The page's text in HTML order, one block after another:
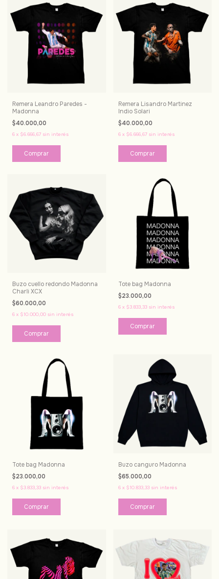
Remera Leandro Paredes -
Madonna
$40.000,00
6 x $6.666,67 sin interés
Comprar
Remera Lisandro Martinez
Indio Solari
$40.000,00
6 x $6.666,67 sin interés
Comprar
Buzo cuello redondo Madonna
Charli XCX
$60.000,00
6 x $10.000,00 sin interés
Comprar
Tote bag Madonna
$23.000,00
6 x $3.833,33 sin interés
Tote bag Madonna
$23.000,00
6 x $3.833,33 sin interés
Buzo canguro Madonna
$65.000,00
6 x $10.833,33 sin interés
Comprar